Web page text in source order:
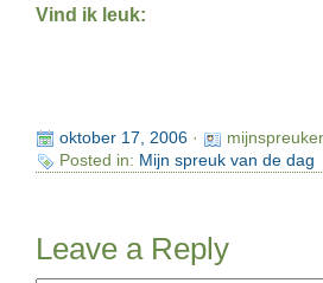
Vind ik leuk:
oktober 17, 2006·
Posted in: Mijn spreuk van de dag
Leave a Reply